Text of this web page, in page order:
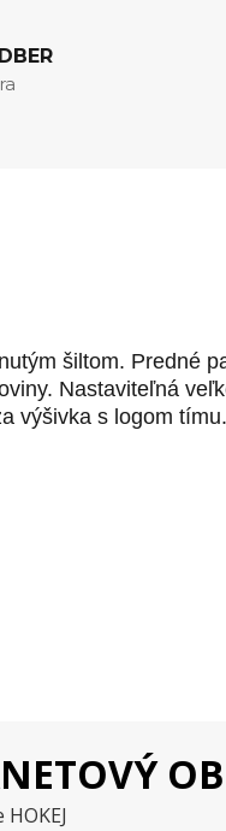
šiltom. Predné
Nastaviteľná
výšivka s logom tímu.